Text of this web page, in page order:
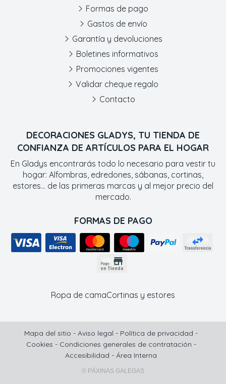
DECORACIONES GLADYS, TU TIENDA DE
CONFIANZA DE ARTÍCULOS PARA EL HOGAR
En Gladys encontrarás todo lo necesario para vestir tu
hogar: Alfombras, edredones, sábanas, cortinas,
estores... de las primeras marcas y al mejor precio del
mercado.
FORMAS DE PAGO
Formas de pago
Gastos de envío
Garantía y devoluciones
Boletines informativos
Promociones vigentes
Validar cheque regalo
Contacto
Ropa de camaCortinas y estores
Mapa del sitio - Aviso legal - Política de privacidad -
Cookies - Condiciones generales de contratación -
Accesibilidad - Área Interna
© PÁXINAS GALEGAS